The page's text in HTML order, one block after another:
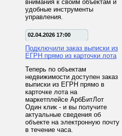
внимания к своим объектам и
удобные инструменты
управления.
02.04.2026 17:00
Подключили заказ выписки из
ЕГРН прямо из карточки лота
Теперь по объектам
недвижимости доступен заказ
выписки из ЕГРН прямо в
карточке лота на
маркетплейсе АрбБитЛот
Один клик - и вы получите
актуальные сведения об
объекте на электронную почту
в течение часа.